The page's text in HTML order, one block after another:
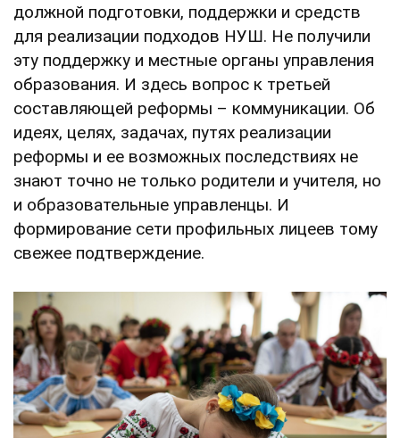
должной подготовки, поддержки и средств
для реализации подходов НУШ. Не получили
эту поддержку и местные органы управления
образования. И здесь вопрос к третьей
составляющей реформы – коммуникации. Об
идеях, целях, задачах, путях реализации
реформы и ее возможных последствиях не
знают точно не только родители и учителя, но
и образовательные управленцы. И
формирование сети профильных лицеев тому
свежее подтверждение.